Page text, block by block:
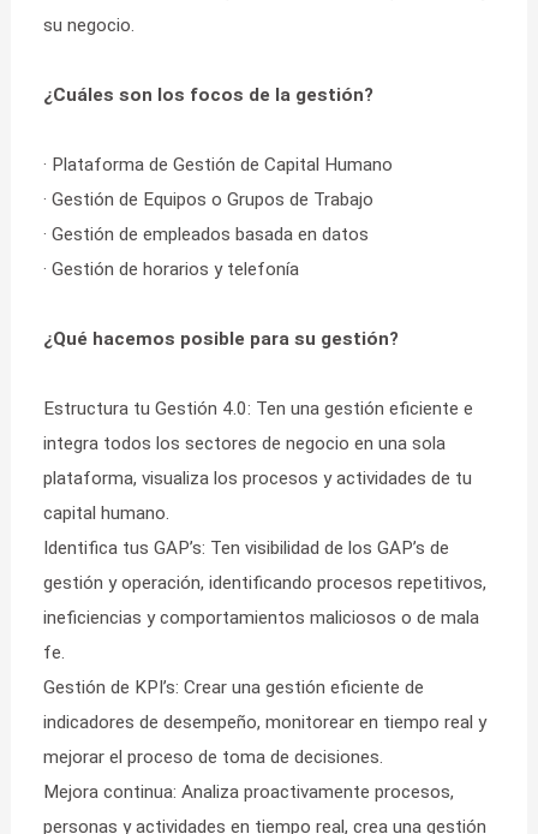
su negocio.
¿Cuáles son los focos de la gestión?
· Plataforma de Gestión de Capital Humano
· Gestión de Equipos o Grupos de Trabajo
· Gestión de empleados basada en datos
· Gestión de horarios y telefonía
¿Qué hacemos posible para su gestión?
Estructura tu Gestión 4.0: Ten una gestión eficiente e
integra todos los sectores de negocio en una sola
plataforma, visualiza los procesos y actividades de tu
capital humano.
Identifica tus GAP’s: Ten visibilidad de los GAP’s de
gestión y operación, identificando procesos repetitivos,
ineficiencias y comportamientos maliciosos o de mala
fe.
Gestión de KPI’s: Crear una gestión eficiente de
indicadores de desempeño, monitorear en tiempo real y
mejorar el proceso de toma de decisiones.
Mejora continua: Analiza proactivamente procesos,
personas y actividades en tiempo real, crea una gestión